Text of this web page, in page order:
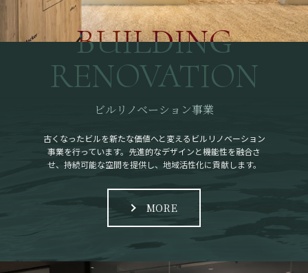
BUILDING
RENOVATION
ビルリノベーション事業
古くなったビルを新たな価値へと変えるビルリノベーション
事業を行っています。先進的なデザインと機能性を融合さ
せ、持続可能な空間を提供し、地域活性化に貢献します。
MORE